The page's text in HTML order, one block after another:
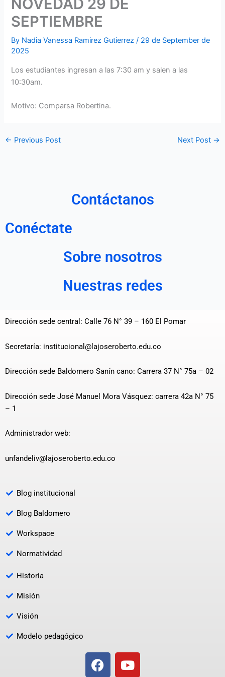
NOVEDAD 29 DE
SEPTIEMBRE
By Nadia Vanessa Ramirez Gutierrez/ 29 de September de
2025
Los estudiantes ingresan a las 7:30 am y salen a las
10:30am.
Motivo: Comparsa Robertina.
← Previous Post Next Post →
Contáctanos
Conéctate
Sobre nosotros
Nuestras redes
Dirección sede central: Calle 76 N° 39 – 160 El Pomar
Secretaría: institucional@lajoseroberto.edu.co
Dirección sede Baldomero Sanín cano: Carrera 37 N° 75a – 02
Dirección sede José Manuel Mora Vásquez: carrera 42a N° 75
– 1
Administrador web:
unfandeliv@lajoseroberto.edu.co
Blog institucional
Blog Baldomero
Workspace
Normatividad
Historia
Misión
Visión
Modelo pedagógico
F
a
Y
o